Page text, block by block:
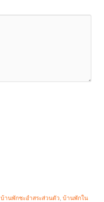
บ้านพักชะอำสระส่วนตัว, บ้านพักใน